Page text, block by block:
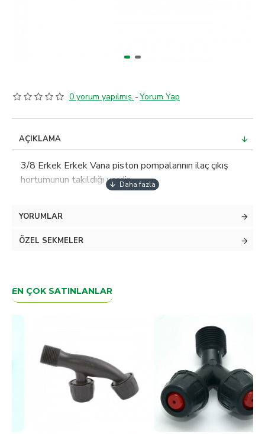
0 yorum yapılmış. -Yorum Yap
AÇIKLAMA
3/8 Erkek Erkek Vana piston pompalarının ilaç çıkış
hortumunun takıldığı yerdir.
YORUMLAR
ÖZEL SEKMELER
EN ÇOK SATINLANLAR